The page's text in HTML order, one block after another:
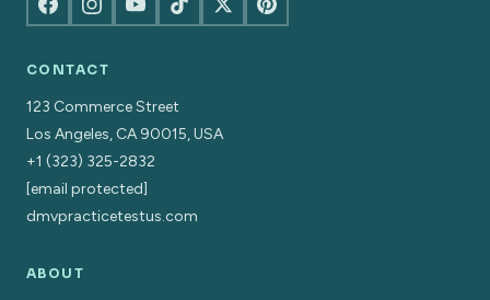
CONTACT
123 Commerce Street
Los Angeles, CA 90015, USA
+1 (323) 325-2832
[email protected]
dmvpracticetestus.com
ABOUT